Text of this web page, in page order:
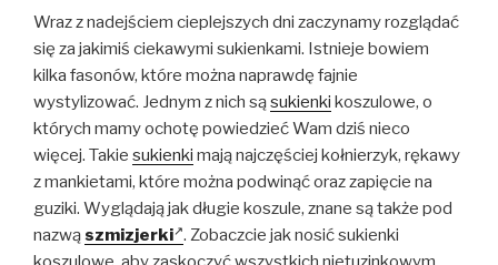
Wraz z nadejściem cieplejszych dni zaczynamy rozglądać
się za jakimiś ciekawymi sukienkami. Istnieje bowiem
kilka fasonów, które można naprawdę fajnie
wystylizować. Jednym z nich sąsukienki koszulowe, o
których mamy ochotę powiedzieć Wam dziś nieco
więcej. Takie sukienki mają najczęściej kołnierzyk, rękawy
z mankietami, które można podwinąć oraz zapięcie na
guziki. Wyglądają jak długie koszule, znane są także pod
nazwąszmizjerki . Zobaczcie jak nosić sukienki